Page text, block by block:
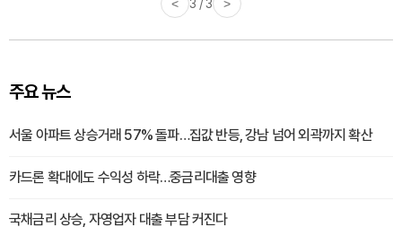
< 3 / 3 >
주요 뉴스
서울 아파트 상승거래 57% 돌파…집값 반등, 강남 넘어 외곽까지 확산
카드론 확대에도 수익성 하락…중금리대출 영향
국채금리 상승, 자영업자 대출 부담 커진다